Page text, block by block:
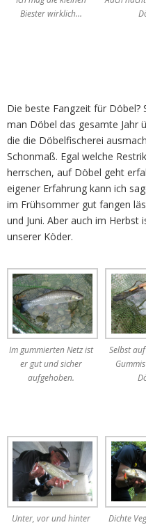
Biester wirklich…
Die beste Fangzeit für Döbel?
man Döbel das gesamte Jahr
die die Döbelfischerei
Schonmaß. Egal welche
herrschen, auf Döbel geht
eigener Erfahrung kann ich
im Frühsommer gut fangen
und Juni. Aber auch im
unserer Köder.
Im gummierten Netz ist
er gut und sicher
aufgehoben.
Selbst
Unter, vor und hinter
Dichte